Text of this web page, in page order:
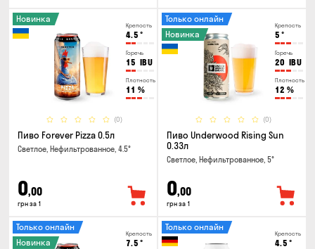
Крепость
4.5 °
Горечь
15 IBU
Плотность
11 %
(0)
Новинка
Пиво Forever Pizza 0.5л
Светлое, Нефильтрованное, 4.5°
0,00
грн за 1
Крепость
5 °
Горечь
20 IBU
Плотность
12 %
(0)
Только онлайн
Новинка
Пиво Underwood Rising Sun
0.33л
Светлое, Нефильтрованное, 5°
0,00
грн за 1
Крепость
7.5 °
Только онлайн
Новинка
Крепость
4.5 °
Только онлайн